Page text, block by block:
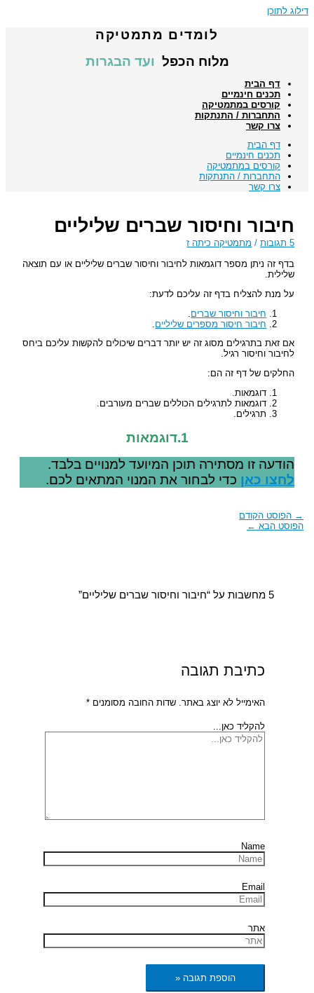
דילוג לתוכן
לומדים מתמטיקה
מלוח הכפל ועד הבגרות
דף הבית
תכנים חינמיים
קורסים במתמטיקה
התחברות / התנתקות
צרו קשר
דף הבית
תכנים חינמיים
קורסים במתמטיקה
התחברות / התנתקות
צרו קשר
חיבור וחיסור שברים שליליים
5 תגובות / מתמטיקה כיתה ז
בדף זה ניתן מספר דוגמאות לחיבור וחיסור שברים שליליים או עם תוצאה
שלילית.
על מנת להצליח בדף זה עליכם לדעת:
חיבור וחיסור שברים
חיבור חיסור מספרים שליליים
אם זאת בתרגילים מסוג זה יש יותר דברים שיכולים להקשות עליכם ביחס
לחיבור וחיסור רגיל.
החלקים של דף זה הם:
דוגמאות.
דוגמאות לתרגילים הכוללים שברים מעורבים.
תרגילים.
1.דוגמאות
הודעה זו מסתירה תוכן המיועד למנויים בלבד.
לחצו כאן כדי לבחור את המנוי המתאים לכם.
→ הפוסט הקודם
הפוסט הבא ←
5 מחשבות על “חיבור וחיסור שברים שליליים”
כתיבת תגובה
האימייל לא יוצג באתר. שדות החובה מסומנים *
להקליד כאן...
Name
Email
אתר